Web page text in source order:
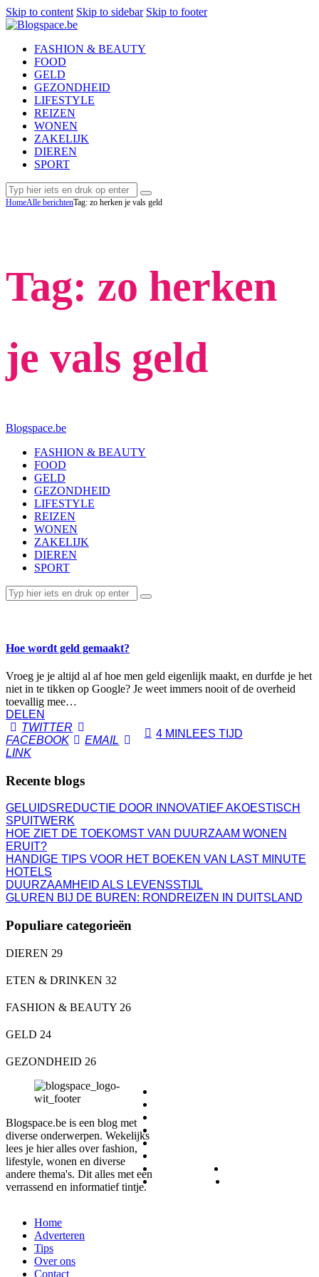
Skip to content Skip to sidebar Skip to footer
FASHION & BEAUTY
FOOD
GELD
GEZONDHEID
LIFESTYLE
REIZEN
WONEN
ZAKELIJK
DIEREN
SPORT
Tag: zo herken
je vals geld
HomeAlle berichtenTag: zo herken je vals geld
Blogspace.be
FASHION & BEAUTY
FOOD
GELD
GEZONDHEID
LIFESTYLE
REIZEN
WONEN
ZAKELIJK
DIEREN
SPORT
Hoe wordt geld gemaakt?
Vroeg je je altijd al af hoe men geld eigenlijk maakt, en durfde je het
niet in te tikken op Google? Je weet immers nooit of de overheid
toevallig mee…
DELEN
TWITTER
FACEBOOK
EMAIL
LINK
4 MIN LEES TIJD
Recente blogs
GELUIDSREDUCTIE DOOR INNOVATIEF AKOESTISCH
SPUITWERK
HOE ZIET DE TOEKOMST VAN DUURZAAM WONEN
ERUIT?
HANDIGE TIPS VOOR HET BOEKEN VAN LAST MINUTE
HOTELS
DUURZAAMHEID ALS LEVENSSTIJL
GLUREN BIJ DE BUREN: RONDREIZEN IN DUITSLAND
Populiare categorieën
DIEREN 29
ETEN & DRINKEN 32
FASHION & BEAUTY 26
GELD 24
GEZONDHEID 26
Blogspace.be is een blog met
diverse onderwerpen. Wekelijks
lees je hier alles over fashion,
lifestyle, wonen en diverse
andere thema's. Dit alles met een
verrassend en informatief tintje.
Home
Adverteren
Tips
Over ons
Contact